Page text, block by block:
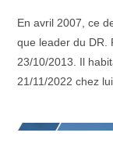
En avril 2007, ce
que leader du DR.
23/10/2013. Il
21/11/2022 chez